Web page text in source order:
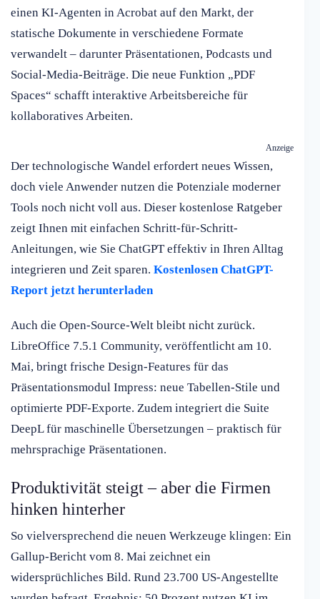
einen KI-Agenten in Acrobat auf den Markt, der
statische Dokumente in verschiedene Formate
verwandelt – darunter Präsentationen, Podcasts und
Social-Media-Beiträge. Die neue Funktion „PDF
Spaces“ schafft interaktive Arbeitsbereiche für
kollaboratives Arbeiten.
Anzeige
Der technologische Wandel erfordert neues Wissen,
doch viele Anwender nutzen die Potenziale moderner
Tools noch nicht voll aus. Dieser kostenlose Ratgeber
zeigt Ihnen mit einfachen Schritt-für-Schritt-
Anleitungen, wie Sie ChatGPT effektiv in Ihren Alltag
integrieren und Zeit sparen. Kostenlosen ChatGPT-
Report jetzt herunterladen
Auch die Open-Source-Welt bleibt nicht zurück.
LibreOffice 7.5.1 Community, veröffentlicht am 10.
Mai, bringt frische Design-Features für das
Präsentationsmodul Impress: neue Tabellen-Stile und
optimierte PDF-Exporte. Zudem integriert die Suite
DeepL für maschinelle Übersetzungen – praktisch für
mehrsprachige Präsentationen.
Produktivität steigt – aber die Firmen
hinken hinterher
So vielversprechend die neuen Werkzeuge klingen: Ein
Gallup-Bericht vom 8. Mai zeichnet ein
widersprüchliches Bild. Rund 23.700 US-Angestellte